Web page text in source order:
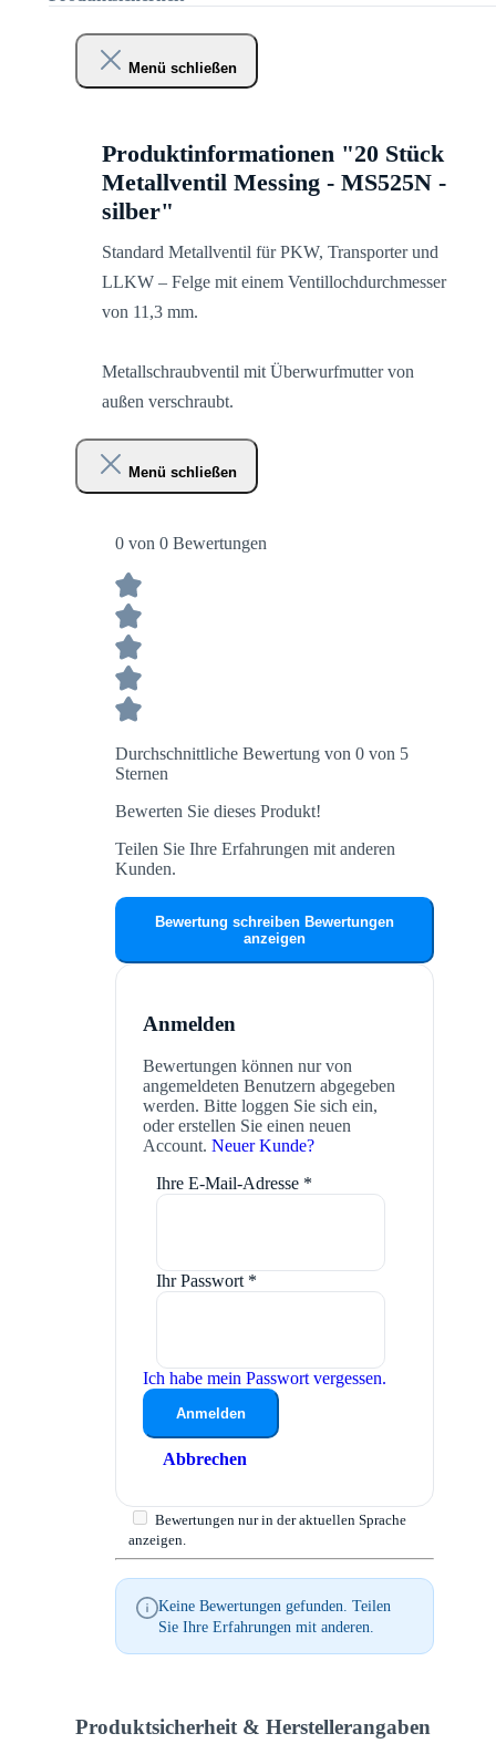
Menü schließen
Produktinformationen "20 Stück
Metallventil Messing - MS525N -
silber"
Standard Metallventil für PKW, Transporter und
LLKW – Felge mit einem Ventillochdurchmesser
von 11,3 mm.
Metallschraubventil mit Überwurfmutter von
außen verschraubt.
Menü schließen
0 von 0 Bewertungen
Durchschnittliche Bewertung von 0 von 5
Sternen
Bewerten Sie dieses Produkt!
Teilen Sie Ihre Erfahrungen mit anderen
Kunden.
Bewertung schreiben Bewertungen
anzeigen
Anmelden
Bewertungen können nur von
angemeldeten Benutzern abgegeben
werden. Bitte loggen Sie sich ein,
oder erstellen Sie einen neuen
Account. Neuer Kunde?
Ihre E-Mail-Adresse *
Ihr Passwort *
Ich habe mein Passwort vergessen.
Anmelden
Abbrechen
Bewertungen nur in der aktuellen Sprache
anzeigen.
Keine Bewertungen gefunden. Teilen
Sie Ihre Erfahrungen mit anderen.
Produktsicherheit & Herstellerangaben